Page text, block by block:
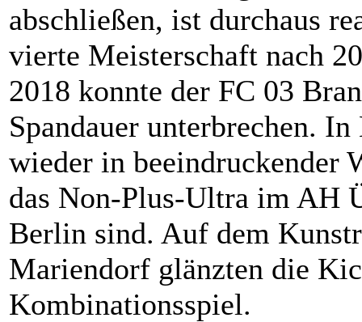
abschließen, ist durchaus
vierte Meisterschaft nach
2018 konnte der FC 03
Spandauer unterbrechen.
wieder in beeindruckender
das Non-Plus-Ultra im AH
Berlin sind. Auf dem
Mariendorf glänzten die
Kombinationsspiel.